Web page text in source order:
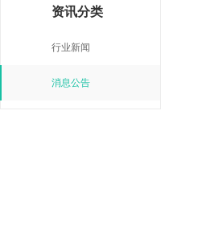
资讯分类
行业新闻
消息公告